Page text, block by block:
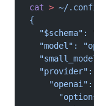
cat > ~/
{
"$schema":
"model":
"provider":
"openai":